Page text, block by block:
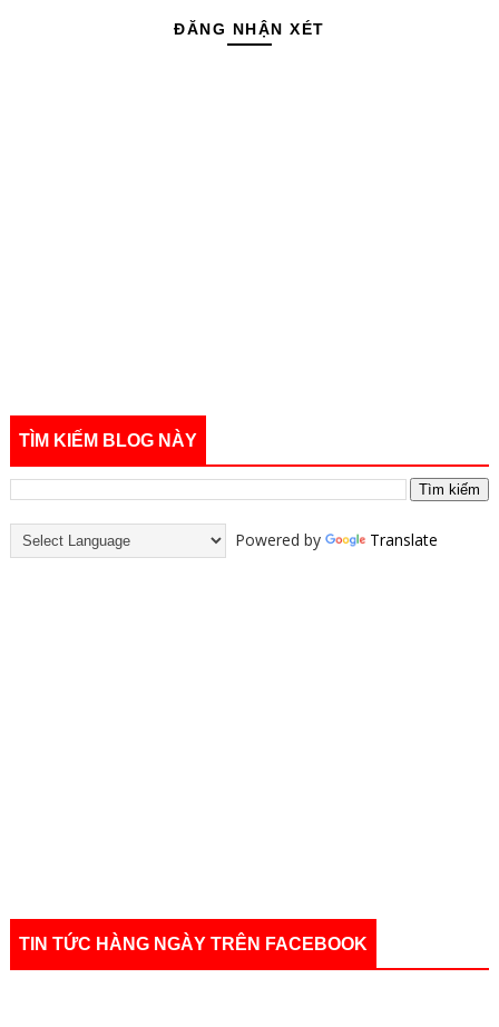
ĐĂNG NHẬN XÉT
TÌM KIẾM BLOG NÀY
Powered by Translate
TIN TỨC HÀNG NGÀY TRÊN FACEBOOK